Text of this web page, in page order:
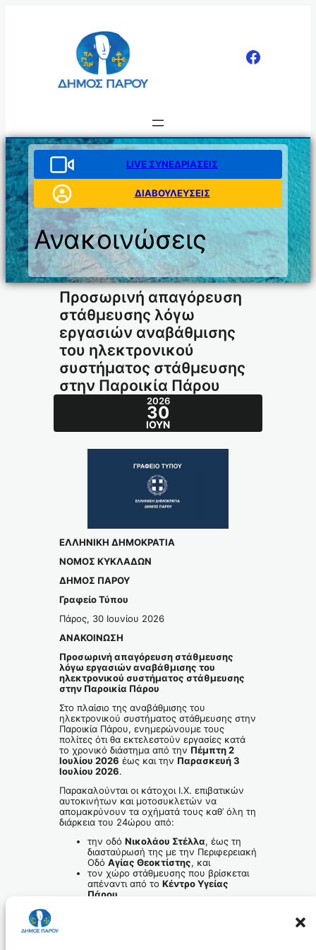
LIVE ΣΥΝΕΔΡΙΑΣΕΙΣ
ΔΙΑΒΟΥΛΕΥΣΕΙΣ
Ανακοινώσεις
Προσωρινή απαγόρευση
στάθμευσης λόγω
εργασιών αναβάθμισης
του ηλεκτρονικού
συστήματος στάθμευσης
στην Παροικία Πάρου
2026
30
ΙΟΎΝ
ΕΛΛΗΝΙΚΗ ΔΗΜΟΚΡΑΤΙΑ
ΝΟΜΟΣ ΚΥΚΛΑΔΩΝ
ΔΗΜΟΣ ΠΑΡΟΥ
Γραφείο Τύπου
Πάρος, 30 Ιουνίου 2026
ΑΝΑΚΟΙΝΩΣΗ
Προσωρινή απαγόρευση στάθμευσης
λόγω εργασιών αναβάθμισης του
ηλεκτρονικού συστήματος στάθμευσης
στην Παροικία Πάρου
Στο πλαίσιο της αναβάθμισης του
ηλεκτρονικού συστήματος στάθμευσης στην
Παροικία Πάρου, ενημερώνουμε τους
πολίτες ότι θα εκτελεστούν εργασίες κατά
το χρονικό διάστημα από την Πέμπτη 2
Ιουλίου 2026 έως και την Παρασκευή 3
Ιουλίου 2026.
Παρακαλούνται οι κάτοχοι Ι.Χ. επιβατικών
αυτοκινήτων και μοτοσυκλετών να
απομακρύνουν τα οχήματά τους καθ’ όλη τη
διάρκεια του 24ώρου από:
την οδό Νικολάου Στέλλα, έως τη
διασταύρωσή της με την Περιφερειακή
Οδό Αγίας Θεοκτίστης, και
τον χώρο στάθμευσης που βρίσκεται
απέναντι από το Κέντρο Υγείας
Πάρου